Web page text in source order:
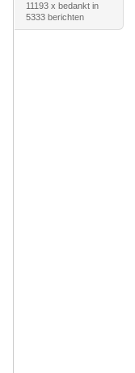
11193 x bedankt in
5333 berichten